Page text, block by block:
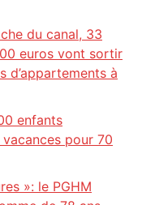
du canal, 33
euros vont sortir
d’appartements à
enfants
pour 70
»: le PGHM